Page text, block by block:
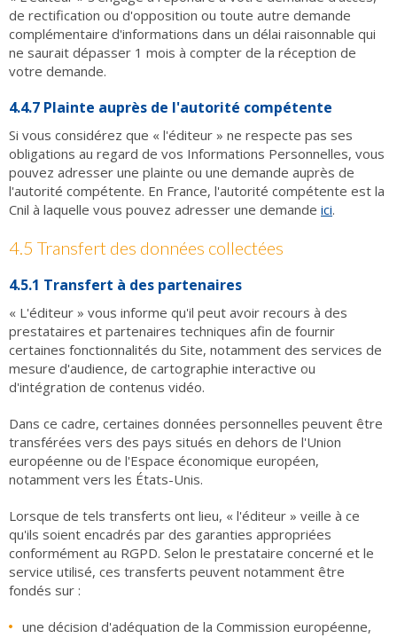
de rectification ou d'opposition ou toute autre demande
complémentaire d'informations dans un délai raisonnable qui
ne saurait dépasser 1 mois à compter de la réception de
votre demande.
4.4.7 Plainte auprès de l'autorité compétente
Si vous considérez que « l'éditeur » ne respecte pas ses
obligations au regard de vos Informations Personnelles, vous
pouvez adresser une plainte ou une demande auprès de
l'autorité compétente. En France, l'autorité compétente est la
Cnil à laquelle vous pouvez adresser une demande ici.
4.5 Transfert des données collectées
4.5.1 Transfert à des partenaires
« L'éditeur » vous informe qu'il peut avoir recours à des
prestataires et partenaires techniques afin de fournir
certaines fonctionnalités du Site, notamment des services de
mesure d'audience, de cartographie interactive ou
d'intégration de contenus vidéo.
Dans ce cadre, certaines données personnelles peuvent être
transférées vers des pays situés en dehors de l'Union
européenne ou de l'Espace économique européen,
notamment vers les États-Unis.
Lorsque de tels transferts ont lieu, « l'éditeur » veille à ce
qu'ils soient encadrés par des garanties appropriées
conformément au RGPD. Selon le prestataire concerné et le
service utilisé, ces transferts peuvent notamment être
fondés sur :
une décision d'adéquation de la Commission européenne,